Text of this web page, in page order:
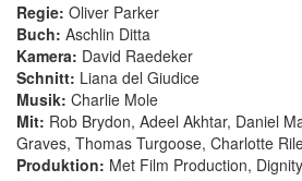
Regie: Oliver Parker
Buch: Aschlin Ditta
Kamera: David Raedeker
Schnitt: Liana del Giudice
Musik: Charlie Mole
Mit: Rob Brydon, Adeel Akhtar, Daniel
Graves, Thomas Turgoose, Charlotte
Produktion: Met Film Production,